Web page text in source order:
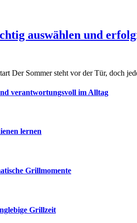
auswählen und
Der Sommer steht vor der Tür, doch
verantwortungsvoll im Alltag
lernen
Grillmomente
Grillzeit